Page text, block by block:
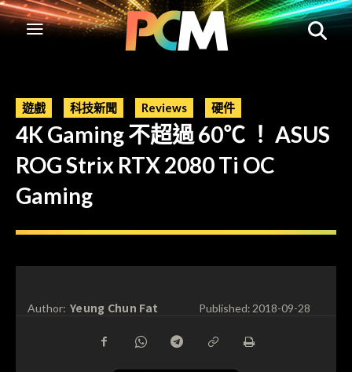
遊戲 科技新聞 Reviews 硬件
4K Gaming 不超過 60℃ ！ ASUS
ROG Strix RTX 2080 Ti OC
Gaming
Author: Yeung Chun Fat Published:2018-09-28